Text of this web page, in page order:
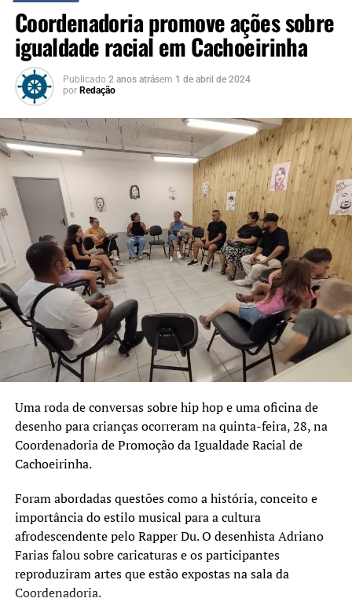
Coordenadoria promove ações sobre
igualdade racial em Cachoeirinha
Publicado 2 anos atrásem 1 de abril de 2024
por Redação
Uma roda de conversas sobre hip hop e uma oficina de
desenho para crianças ocorreram na quinta-feira, 28, na
Coordenadoria de Promoção da Igualdade Racial de
Cachoeirinha.
Foram abordadas questões como a história, conceito e
importância do estilo musical para a cultura
afrodescendente pelo Rapper Du. O desenhista Adriano
Farias falou sobre caricaturas e os participantes
reproduziram artes que estão expostas na sala da
Coordenadoria.